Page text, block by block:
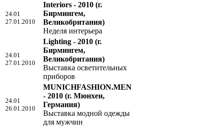
24.01
27.01.2010
Interiors - 2010 (г.
Бирмингем,
Великобритания)
Неделя интерьера
24.01
27.01.2010
Lighting - 2010 (г.
Бирмингем,
Великобритания)
Выставка осветительных
приборов
24.01
26.01.2010
MUNICHFASHION.MEN
- 2010 (г. Мюнхен,
Германия)
Выставка модной одежды
для мужчин